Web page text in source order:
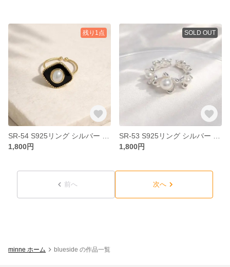
残り1点
1,800円
SOLD OUT
1,800円
前へ 次へ
minne ホーム blueside の作品一覧